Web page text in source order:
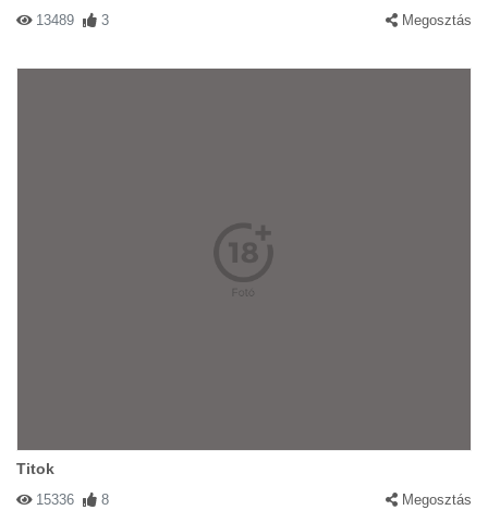
13489 3 Megosztás
Titok
15336 8 Megosztás